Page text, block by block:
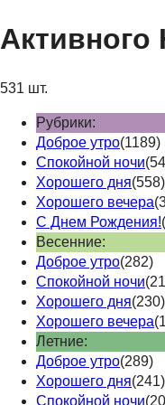
Активного
531 шт.
Рубрики:
Доброе утро(1189)
Спокойной ночи
Хорошего дня(558)
Хорошего вечера
С Днем Рождения!
Весенние:
Доброе утро(282)
Спокойной ночи
Хорошего дня(230)
Хорошего вечера
Летние:
Доброе утро(289)
Хорошего дня(241)
Спокойной ночи